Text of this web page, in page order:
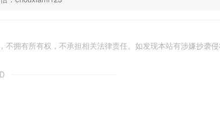
拥有所有权，不承担相关法律责任。如发现本站有涉嫌抄袭